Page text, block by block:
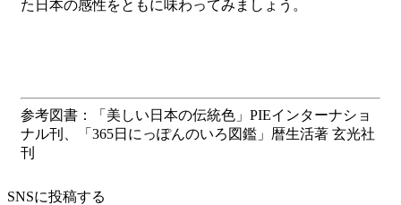
た日本の感性をともに味わってみましょう。
参考図書：「美しい日本の伝統色」PIEインターナショ
ナル刊、「365日にっぽんのいろ図鑑」暦生活著 玄光社
刊
SNSに投稿する